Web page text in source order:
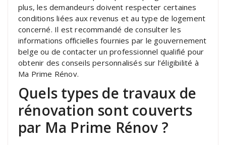
plus, les demandeurs doivent respecter certaines
conditions liées aux revenus et au type de logement
concerné. Il est recommandé de consulter les
informations officielles fournies par le gouvernement
belge ou de contacter un professionnel qualifié pour
obtenir des conseils personnalisés sur l’éligibilité à
Ma Prime Rénov.
Quels types de travaux de
rénovation sont couverts
par Ma Prime Rénov ?